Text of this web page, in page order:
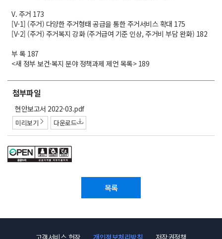
V. 주거 173
[V-1] (주거) 다양한 주거형태 공급을 통한 주거서비스 확대 175
[V-2] (주거) 주거복지 강화 (주거급여 기준 인상, 주거비 부담 완화) 182
부 록 187
<새 정부 보건·복지 분야 정책과제 제언 목록> 189
첨부파일
첨
부
파
현안보고서 2022-03.pdf
미리보기 다운로드
목록